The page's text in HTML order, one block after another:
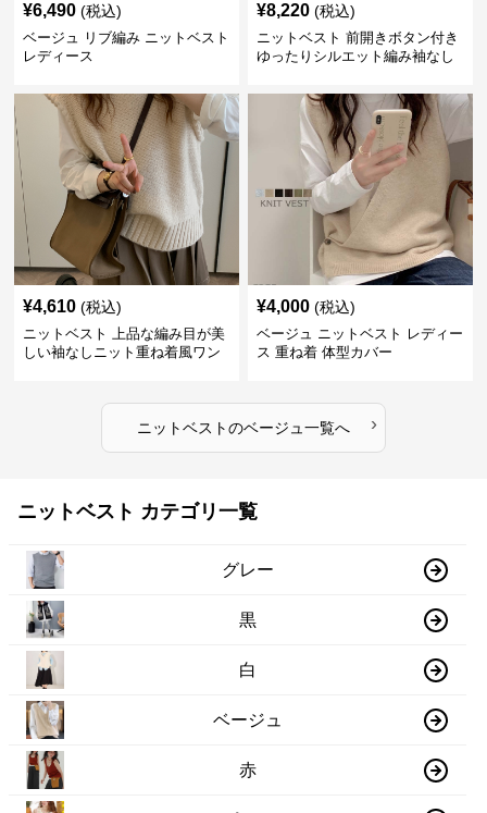
¥6,490 (税込)
ベージュ リブ編み ニットベスト
レディース
¥8,220 (税込)
ニットベスト 前開きボタン付き
ゆったりシルエット編み袖なし
¥4,610 (税込)
ニットベスト 上品な編み目が美
しい袖なしニット重ね着風ワン
¥4,000 (税込)
ベージュ ニットベスト レディー
ス 重ね着 体型カバー
ニットベストのベージュ 一覧へ ›
ニットベスト カテゴリ一覧
グレー
黒
白
ベージュ
赤